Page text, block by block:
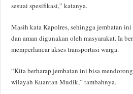
sesuai spesifikasi,” katanya.
Masih kata Kapolres, sehingga jembatan
dan aman digunakan oleh masyarakat. Ia
memperlancar akses transportasi warga.
“Kita berharap jembatan ini bisa
wilayah Kuantan Mudik,” tambahnya.